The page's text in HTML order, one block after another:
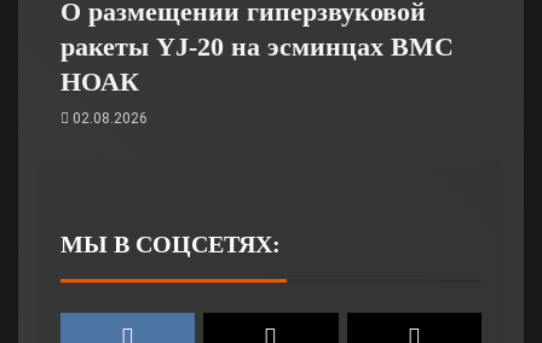
О размещении гиперзвуковой
ракеты YJ-20 на эсминцах ВМС
НОАК
02.08.2026
МЫ В СОЦСЕТЯХ: